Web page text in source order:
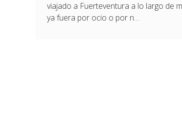
viajado a Fuerteventura a lo largo de
ya fuera por ocio o por n…